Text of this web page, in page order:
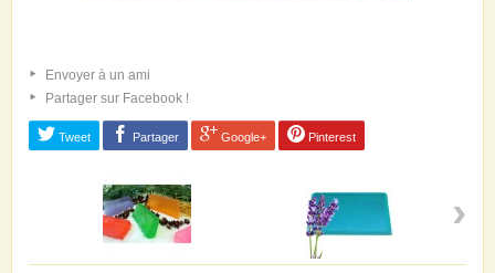
Envoyer à un ami
Partager sur Facebook !
Tweet Partager Google+ Pinterest
›